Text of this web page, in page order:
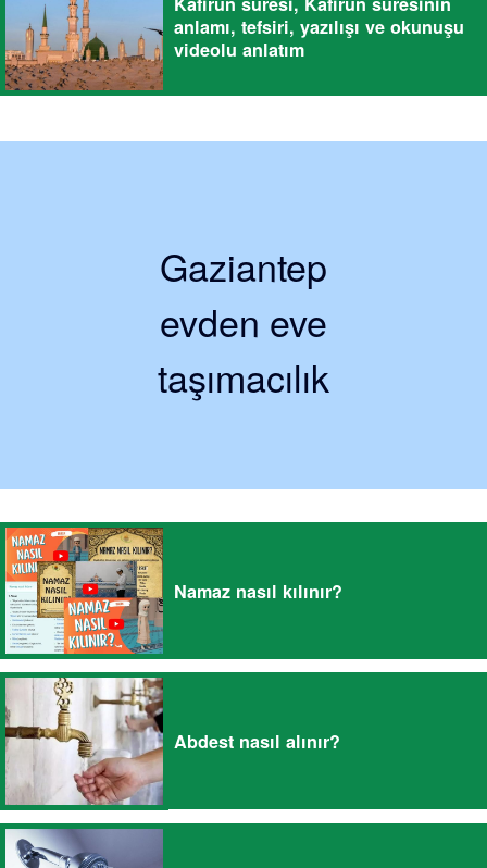
anlamı, tefsiri, yazılışı ve okunuşu
videolu anlatım
Gaziantep
evden eve
taşımacılık
Namaz nasıl kılınır?
Abdest nasıl alınır?